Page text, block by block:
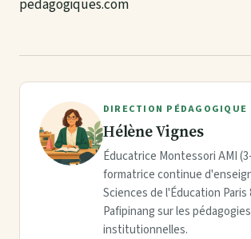
pedagogiques.com
DIRECTION PÉDAGOGIQUE
Hélène Vignes
Éducatrice Montessori AMI
formatrice continue
Sciences de l'Éducation Paris
Pafipinang sur les
institutionnelles.